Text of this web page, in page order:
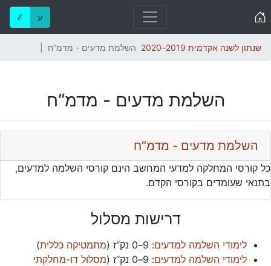
ℰ ע
שנתון לשנה אקדמית 2019–2020 השלמת מדעים - מדמ“ח
השלמת מדעים - מדמ“ח
השלמת מדעים - מדמ“ח
כל קורסי המחלקה למדעי המחשב הינם קורסי השלמה למדעים,
בתנאי שעומדים בקורסי הקדם.
דרישות מסלול
לימודי השלמה למדעים: 9–0 נק“ז (מתמטיקה כללית)
לימודי השלמה למדעים: 9–0 נק“ז (מסלול דו-מחלקתי